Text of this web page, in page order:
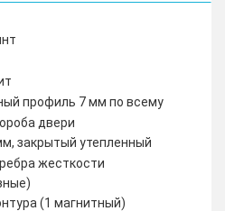
профиль 7 мм по всему
двери
закрытый утепленный
жесткости
(1 магнитный)